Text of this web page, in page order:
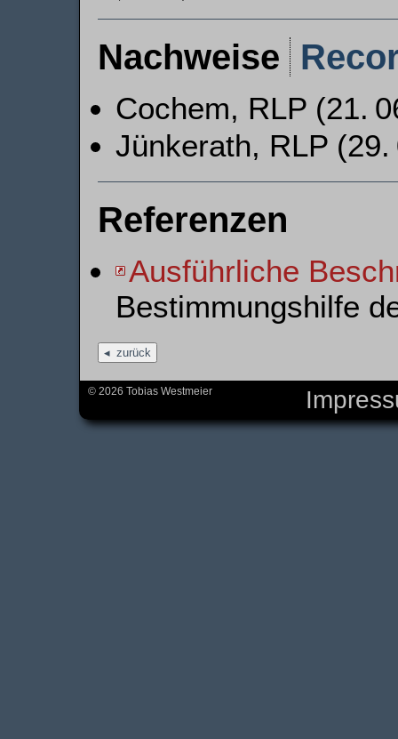
Nachweise
Cochem, RLP (21.
Jünkerath, RLP (29.
Referenzen
Ausführliche
Bestimmungshilfe
zurück
© 2026 Tobias Westmeier